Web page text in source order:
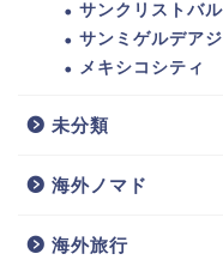
サンクリストバ
サンミゲルデア
メキシコシティ
未分類
海外ノマド
海外旅行